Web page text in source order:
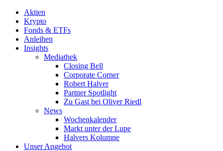
Aktien
Krypto
Fonds & ETFs
Anleihen
Insights
Mediathek
Closing Bell
Corporate Corner
Robert Halver
Partner Spotlight
Zu Gast bei Oliver Riedl
News
Wochenkalender
Markt unter der Lupe
Halvers Kolumne
Unser Angebot